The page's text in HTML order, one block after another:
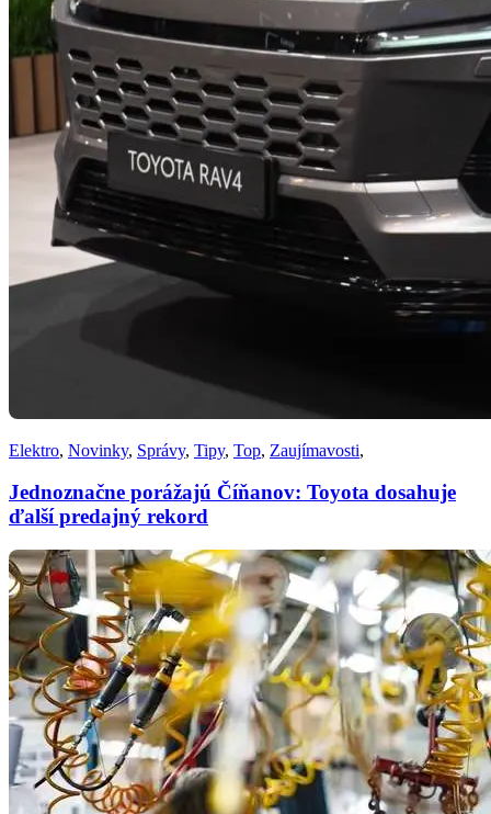
Elektro, Novinky, Správy, Tipy, Top, Zaujímavosti,
Jednoznačne porážajú Číňanov: Toyota dosahuje
ďalší predajný rekord